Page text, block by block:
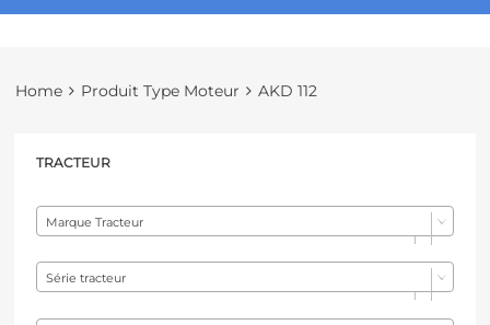
Home Produit Type Moteur AKD 112
TRACTEUR
Marque Tracteur
Série tracteur